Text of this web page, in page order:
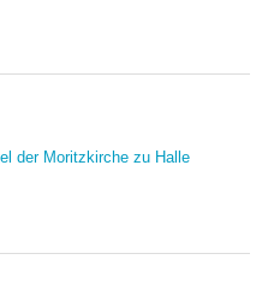
der Moritzkirche zu Halle